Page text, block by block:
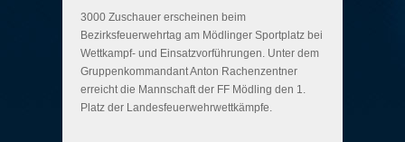
3000 Zuschauer erscheinen beim
Bezirksfeuerwehrtag am Mödlinger Sportplatz bei
Wettkampf- und Einsatzvorführungen. Unter dem
Gruppenkommandant Anton Rachenzentner
erreicht die Mannschaft der FF Mödling den 1.
Platz der Landesfeuerwehrwettkämpfe.